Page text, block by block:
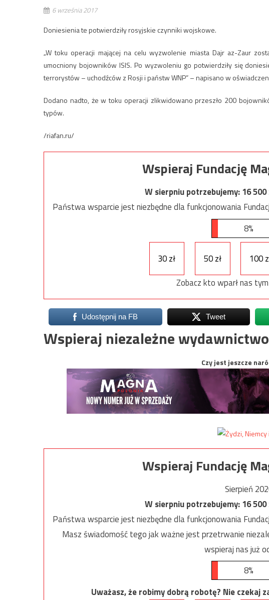
6 września 2017
Doniesienia te potwierdziły rosyjskie czynniki wojskowe.
„W toku operacji mającej na celu wyzwolenie miasta Dajr az-Zaur
umocniony bojowników ISIS. Po wyzwoleniu go potwierdziły się
terrorystów – uchodźców z Rosji i państw WNP” – napisano w
Dodano nadto, że w toku operacji zlikwidowano przeszło 200
typów.
/riafan.ru/
Wspieraj Fundację
W sierpniu potrzebujemy:16 500
Państwa wsparcie jest niezbędne dla funkcjonowania
8%
30 zł 50 zł 100
Zobacz kto wparł nas
Udostępnij na FB Tweet
Wspieraj niezależne
Czy jest jeszcze
Wspieraj Fundację
Sierpień
W sierpniu potrzebujemy:16 500
Państwa wsparcie jest niezbędne dla funkcjonowania
Masz świadomość tego jak ważne jest przetrwanie
wspieraj nas już
8%
Uważasz, że robimy dobrą robotę? Nie czekaj